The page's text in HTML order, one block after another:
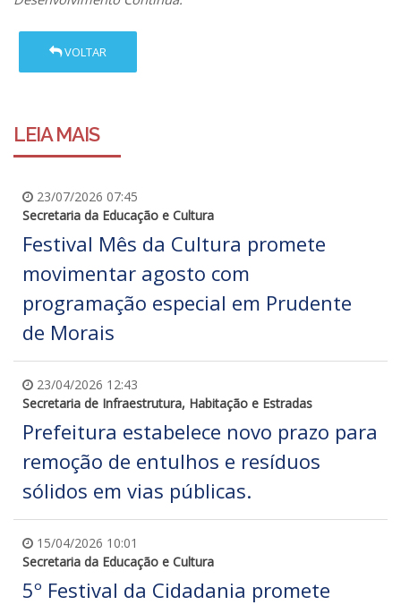
VOLTAR
LEIA MAIS
23/07/2026 07:45
Secretaria da Educação e Cultura
Festival Mês da Cultura promete
movimentar agosto com
programação especial em Prudente
de Morais
23/04/2026 12:43
Secretaria de Infraestrutura, Habitação e Estradas
Prefeitura estabelece novo prazo para
remoção de entulhos e resíduos
sólidos em vias públicas.
15/04/2026 10:01
Secretaria da Educação e Cultura
5º Festival da Cidadania promete